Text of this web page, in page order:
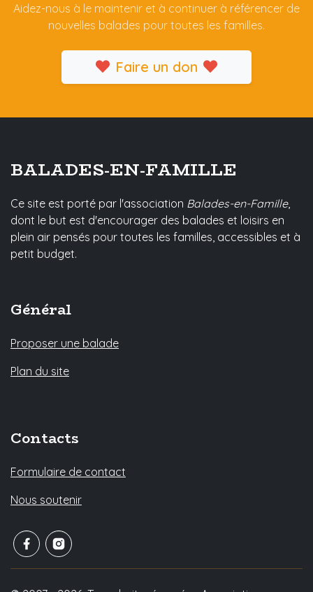
Aidez-nous à le maintenir et à continuer à référencer de
nouvelles balades pour toutes les familles.
Faire un don
BALADES-EN-FAMILLE
Ce site est porté par l'association Balades-en-Famille,
dont le but est d'encourager des balades et loisirs en
plein air pensés pour toutes les familles, accessibles et à
petit budget.
Général
Proposer une balade
Plan du site
Contacts
Formulaire de contact
Nous soutenir